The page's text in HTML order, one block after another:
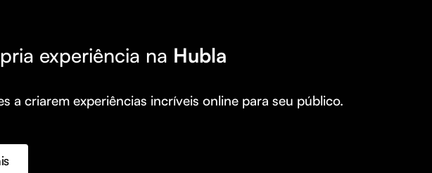
experiência na Hubla
a criarem experiências incríveis online para seu público.